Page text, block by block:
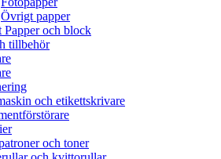
Övrigt papper
Papper och block
tillbehör
och etikettskrivare
och toner